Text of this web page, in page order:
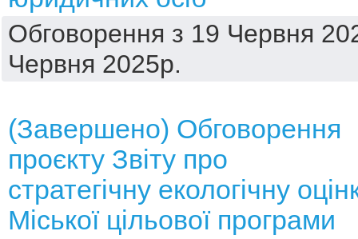
Обговорення з 19 Червня
Червня 2025р.
(Завершено) Обговорення
проєкту Звіту про
стратегічну екологічну
Міської цільової програми